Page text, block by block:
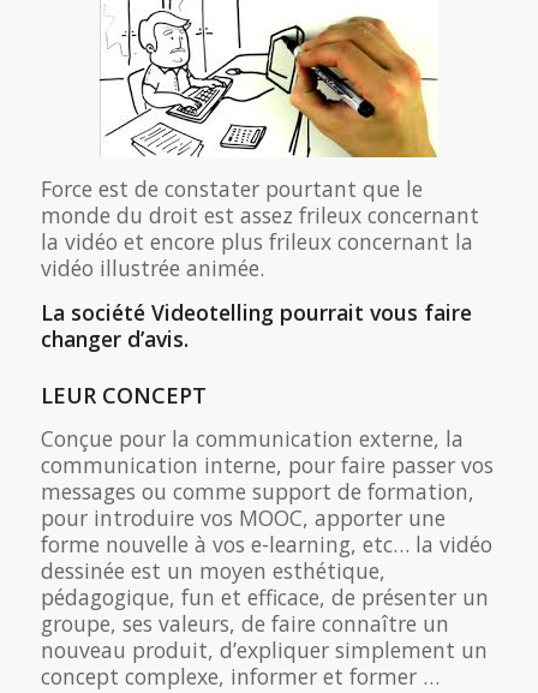
Force est de constater pourtant que le
monde du droit est assez frileux concernant
la vidéo et encore plus frileux concernant la
vidéo illustrée animée.
La société Videotelling pourrait vous faire
changer d’avis.
LEUR CONCEPT
Conçue pour la communication externe, la
communication interne, pour faire passer vos
messages ou comme support de formation,
pour introduire vos MOOC, apporter une
forme nouvelle à vos e-learning, etc… la vidéo
dessinée est un moyen esthétique,
pédagogique, fun et efficace, de présenter un
groupe, ses valeurs, de faire connaître un
nouveau produit, d’expliquer simplement un
concept complexe, informer et former …